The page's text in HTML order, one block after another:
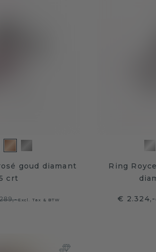
goud diamant
crt
Excl. Tax & BTW
Ring
€ 2.324,-